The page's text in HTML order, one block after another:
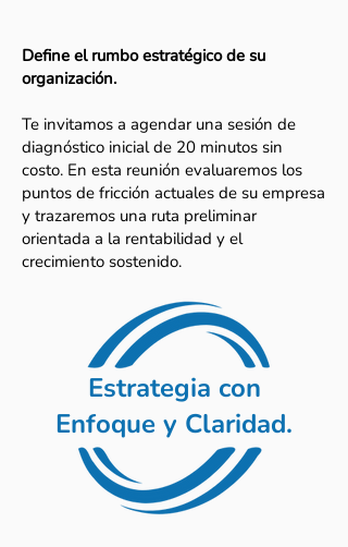
Define el rumbo estratégico de su
organización.
Te invitamos a agendar una sesión de
diagnóstico inicial de 20 minutos sin
costo. En esta reunión evaluaremos los
puntos de fricción actuales de su empresa
y trazaremos una ruta preliminar
orientada a la rentabilidad y el
crecimiento sostenido.
Estrategia con
Enfoque y Claridad.